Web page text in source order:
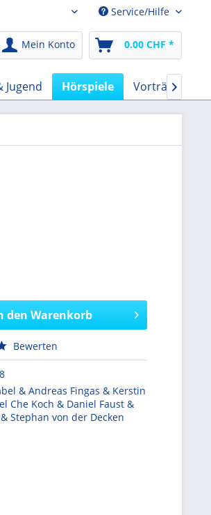
Audio-Book CHFService/Hilfe
Mein Konto 0.00 CHF *
Jugend Hörspiele Vorträge

den Warenkorb
Bewerten
& Andreas Fingas & Kerstin
Che Koch & Daniel Faust &
Stephan von der Decken